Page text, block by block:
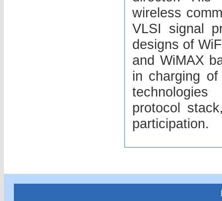
wireless
VLSI signal
designs of
and WiMAX
in charging
protocol
participation.